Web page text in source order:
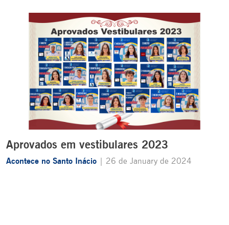
Aprovados em vestibulares 2023
Acontece no Santo Inácio | 26 de January de 2024